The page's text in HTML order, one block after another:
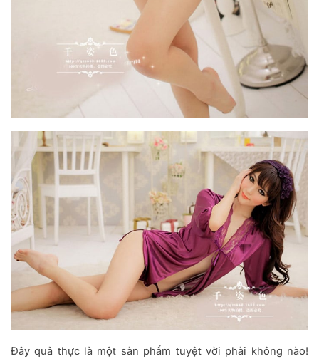
Đây quả thực là một sản phẩm tuyệt vời phải không nào!